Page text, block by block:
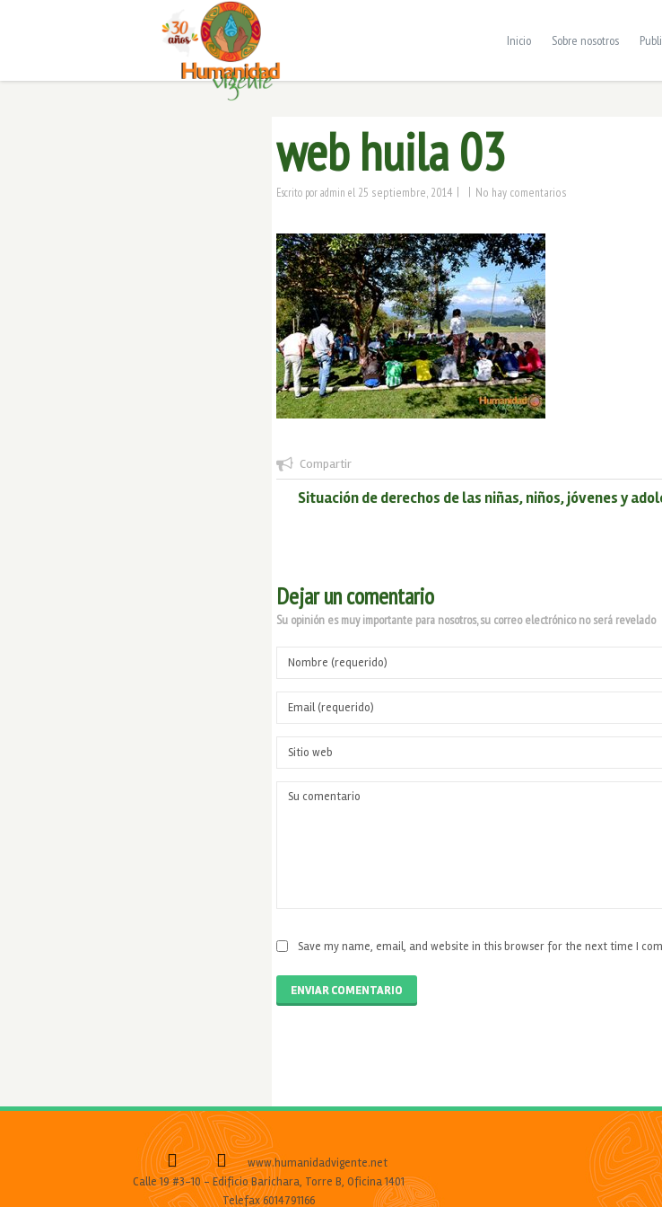
Inicio Sobre nosotros
web huila 03
Escrito poradmin el 25 septiembre, 2014 | | No hay comentarios
Compartir
Situación de derechos de las niñas, niños, jóvenes y
Dejar un comentario
Su opinión es muy importante para nosotros, su correo electrónico no será revelado
Save my name, email, and website in this browser for the next time I
ENVIAR COMENTARIO
www.humanidadvigente.net
Calle 19 #3-10 - Edificio Barichara, Torre B, Oficina 1401
Telefax 6014791166